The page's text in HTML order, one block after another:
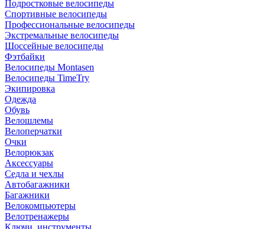
Подростковые велосипеды
Спортивные велосипеды
Профессиональные велосипеды
Экстремальные велосипеды
Шоссейные велосипеды
Фэтбайки
Велосипеды Montasen
Велосипеды TimeTry
Экипировка
Одежда
Обувь
Велошлемы
Велоперчатки
Очки
Велорюкзак
Аксессуары
Седла и чехлы
Автобагажники
Багажники
Велокомпьютеры
Велотренажеры
Ключи, инструменты